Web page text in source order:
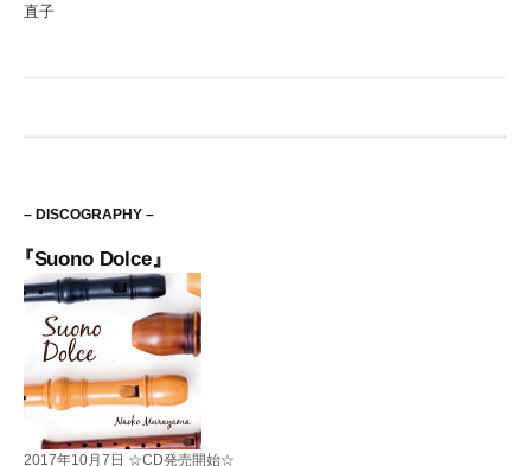
直子
– DISCOGRAPHY –
Suono Dolce』
2017年10月7日 ☆CD発売開始☆